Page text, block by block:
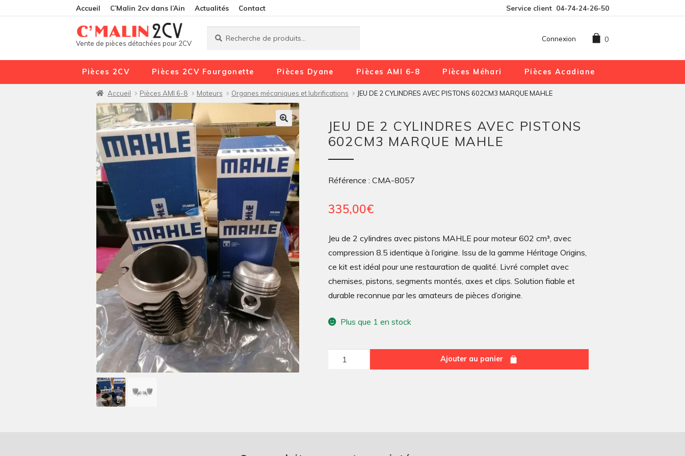
Accueil C’Malin 2cv dans l’Ain Actualités Contact Service client 04-74-24-26-50
Vente de pièces détachées pour 2CV
Recherche
Recherche
0
Connexion
Pièces 2CV Pièces 2CV Fourgonette Pièces Dyane Pièces AMI 6-8 Pièces Méhari Pièces Acadiane
Accueil Pièces AMI 6-8 Moteurs Organes mécaniques et lubrifications JEU DE 2 CYLINDRES AVEC PISTONS 602CM3 MARQUE MAHLE
JEU DE 2 CYLINDRES AVEC PISTONS
602CM3 MARQUE MAHLE
Référence : CMA-8057
335,00€
Jeu de 2 cylindres avec pistons MAHLE pour moteur 602 cm³, avec
compression 8.5 identique à l’origine. Issu de la gamme Héritage Origins,
ce kit est idéal pour une restauration de qualité. Livré complet avec
chemises, pistons, segments montés, axes et clips. Solution fiable et
durable reconnue par les amateurs de pièces d’origine.
Plus que 1 en stock
quantité
Ajouter au panier